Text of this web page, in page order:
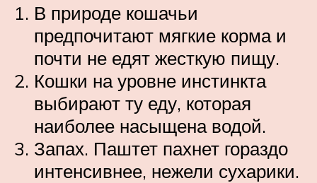
В природе кошачьи
предпочитают мягкие корма и
почти не едят жесткую пищу.
Кошки на уровне инстинкта
выбирают ту еду, которая
наиболее насыщена водой.
Запах. Паштет пахнет гораздо
интенсивнее, нежели сухарики.